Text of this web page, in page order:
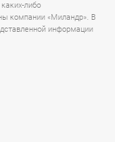
либо
компании «Миландр». В
информации